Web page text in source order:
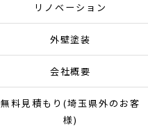
リノベーション
外壁塗装
会社概要
無料見積もり(埼玉県外のお客
様)